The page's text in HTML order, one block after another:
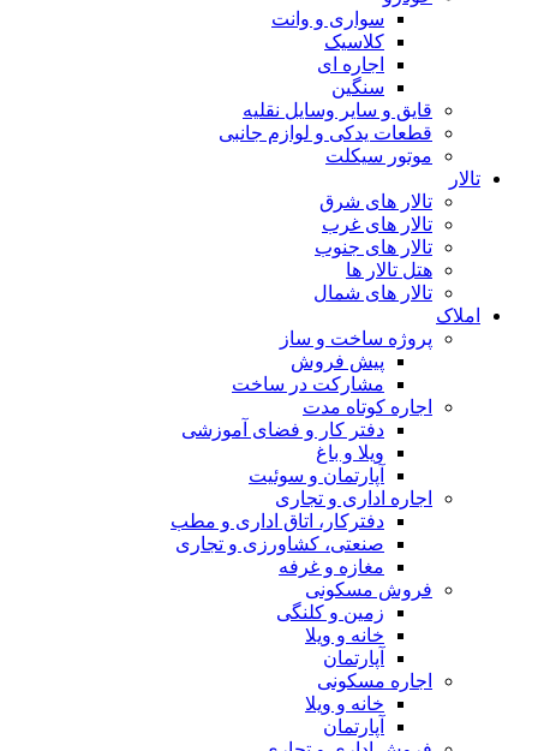
سواری و وانت
کلاسیک
اجاره ای
سنگین
قایق و سایر وسایل نقلیه
قطعات یدکی و لوازم جانبی
موتور سیکلت
تالار
تالار های شرق
تالار های غرب
تالار های جنوب
هتل تالار ها
تالار های شمال
املاک
پروژه ساخت و ساز
پیش فروش
مشارکت در ساخت
اجاره کوتاه مدت
دفتر کار و فضای آموزشی
ویلا و باغ
آپارتمان و سوئیت
اجاره اداری و تجاری
دفترکار، اتاق اداری و مطب
صنعتی، کشاورزی و تجاری
مغازه و غرفه
فروش مسکونی
زمین و کلنگی
خانه و ویلا
آپارتمان
اجاره مسکونی
خانه و ویلا
آپارتمان